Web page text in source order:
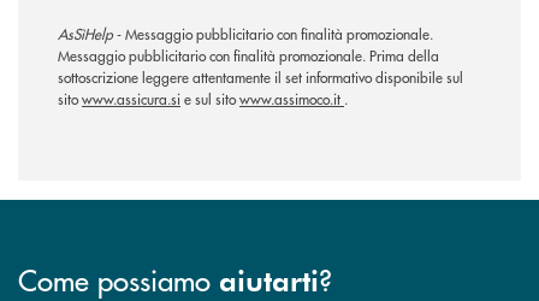
AsSìHelp- Messaggio pubblicitario con finalità promozionale.
Messaggio pubblicitario con finalità promozionale. Prima della
sottoscrizione leggere attentamente il set informativo disponibile sul
sitowww.assicura.sie sul sitowww.assimoco.it .
Come possiamo aiutarti?